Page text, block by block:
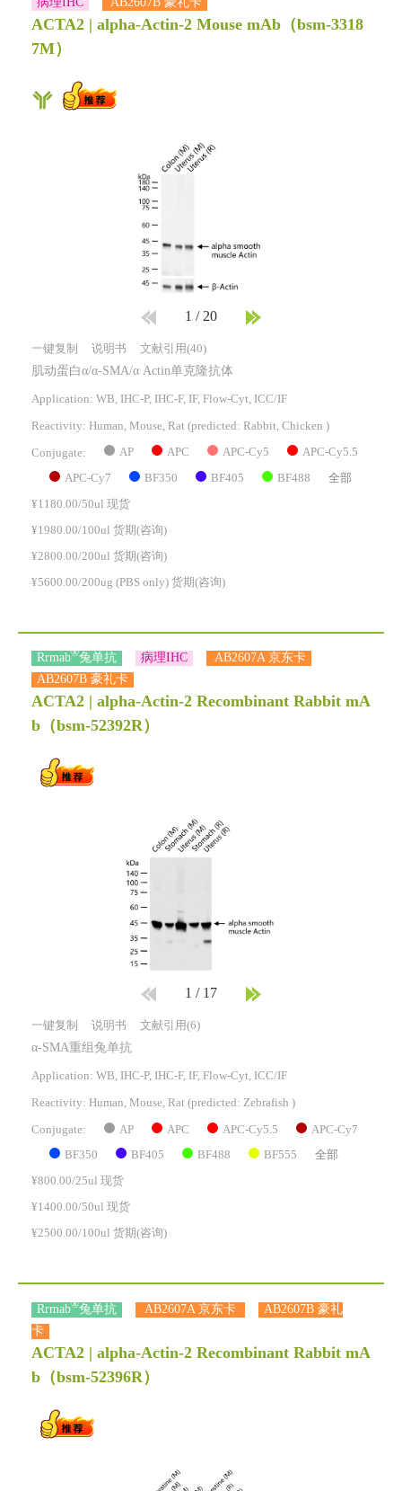
病理IHC AB2607B 豪礼卡
ACTA2 | alpha-Actin-2 Mouse mAb （bsm-3318
7M）
1 /20
一键复制 说明书 文献引用(40)
肌动蛋白α/α-SMA/α Actin单克隆抗体
Application: WB, IHC-P, IHC-F, IF, Flow-Cyt, ICC/IF
Reactivity: Human, Mouse, Rat (predicted: Rabbit, Chicken )
Conjugate: AP APC APC-Cy5 APC-Cy5.5
APC-Cy7 BF350 BF405 BF488 全部
¥1180.00/50ul 现货
¥1980.00/100ul 货期(咨询)
¥2800.00/200ul 货期(咨询)
¥5600.00/200ug (PBS only) 货期(咨询)
Rrmab®兔单抗 病理IHC
AB2607A 京东卡
AB2607B 豪礼卡
ACTA2 | alpha-Actin-2 Recombinant Rabbit mA
b （bsm-52392R）
1 / 17
一键复制 说明书 文献引用(6)
α-SMA重组兔单抗
Application: WB, IHC-P, IHC-F, IF, Flow-Cyt, ICC/IF
Reactivity: Human, Mouse, Rat (predicted: Zebrafish )
Conjugate: AP APC APC-Cy5.5 APC-Cy7
BF350 BF405 BF488 BF555 全部
¥800.00/25ul 现货
¥1400.00/50ul 现货
¥2500.00/100ul 货期(咨询)
Rrmab®兔单抗 AB2607A 京东卡
AB2607B 豪礼
卡
ACTA2 | alpha-Actin-2 Recombinant Rabbit mA
b （bsm-52396R）